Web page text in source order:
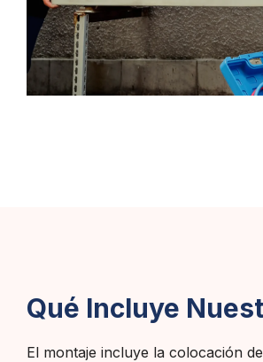
Qué Incluye
El montaje incluye la colocación